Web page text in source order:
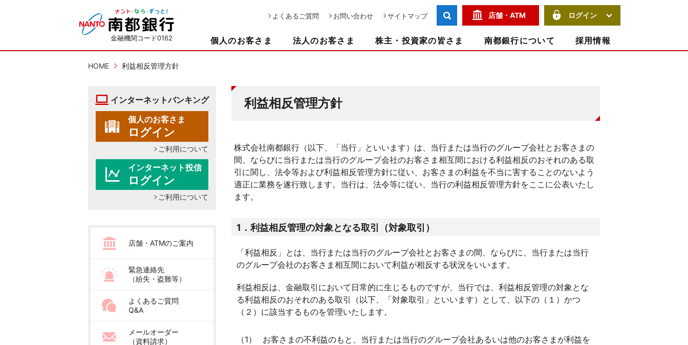
金融機関コード0162
よくあるご質問 お問い合わせ サイトマップ サイト内検索店舗・ATM ログイン
個人のお客さま 法人のお客さま 株主・投資家の皆さま 南都銀行について 採用情報
HOME 利益相反管理方針
インターネットバンキング
個人のお客さま
ログイン
ご利用について
インターネット投信
ログイン
ご利用について
店舗・ATMのご案内
緊急連絡先
（紛失・盗難等）
よくあるご質問
Q&A
メールオーダー
（資料請求）
利益相反管理方針
株式会社南都銀行（以下、「当行」といいます）は、当行または当行のグループ会社とお客さまの
間、ならびに当行または当行のグループ会社のお客さま相互間における利益相反のおそれのある取
引に関し、法令等および利益相反管理方針に従い、お客さまの利益を不当に害することのないよう
適正に業務を遂行致します。当行は、法令等に従い、当行の利益相反管理方針をここに公表いたし
ます。
1．利益相反管理の対象となる取引（対象取引）
「利益相反」とは、当行または当行のグループ会社とお客さまの間、ならびに、当行または当行
のグループ会社のお客さま相互間において利益が相反する状況をいいます。
利益相反は、金融取引において日常的に生じるものですが、当行では、利益相反管理の対象とな
る利益相反のおそれのある取引（以下、「対象取引」といいます）として、以下の（１）かつ
（２）に該当するものを管理いたします。
（1）
お客さまの不利益のもと、当行または当行のグループ会社あるいは他のお客さまが利益を